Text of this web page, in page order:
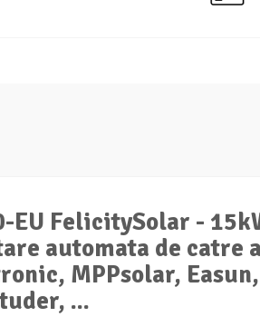
EU FelicitySolar -
automata de catre
MPPsolar,
...